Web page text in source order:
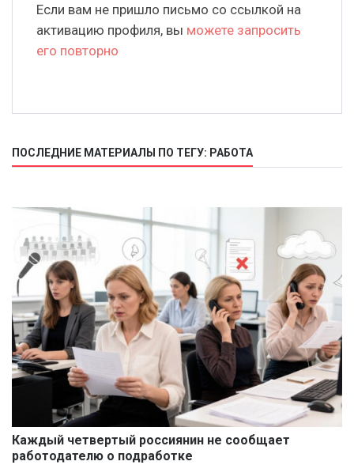
Если вам не пришло письмо со ссылкой на
активацию профиля, вы можете запросить
его повторно
ПОСЛЕДНИЕ МАТЕРИАЛЫ ПО ТЕГУ: РАБОТА
Каждый четвертый россиянин не сообщает
работодателю о подработке